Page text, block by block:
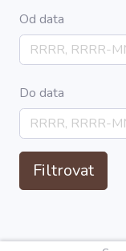
Od data
Do data
Filtrovat